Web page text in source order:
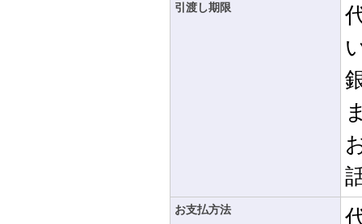
引渡し期限
お支払方法